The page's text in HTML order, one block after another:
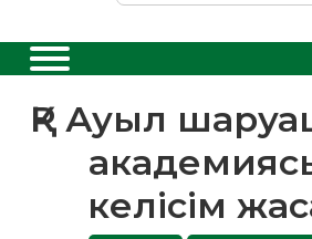
ҚР Ауыл
келісім